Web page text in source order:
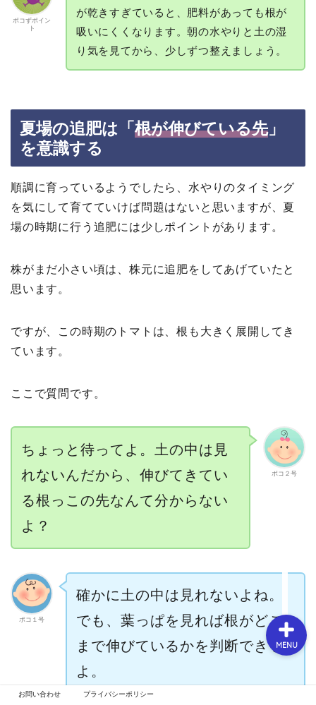
ポコずポイン
ト
が乾きすぎていると、肥料があっても根が
吸いにくくなります。朝の水やりと土の湿
り気を見てから、少しずつ整えましょう。
夏場の追肥は「根が伸びている先」
を意識する
順調に育っているようでしたら、水やりのタイミング
を気にして育てていけば問題はないと思いますが、夏
場の時期に行う追肥には少しポイントがあります。
株がまだ小さい頃は、株元に追肥をしてあげていたと
思います。
ですが、この時期のトマトは、根も大きく展開してき
ています。
ここで質問です。
ポコ２号
ちょっと待ってよ。土の中は見
れないんだから、伸びてきてい
る根っこの先なんて分からない
よ？
ポコ１号
確かに土の中は見れないよね。
でも、葉っぱを見れば根がどこ
まで伸びているかを判断できる
よ。
お問い合わせ プライバシーポリシー
MENU
春【3月～5月】
夏【6月～8月】